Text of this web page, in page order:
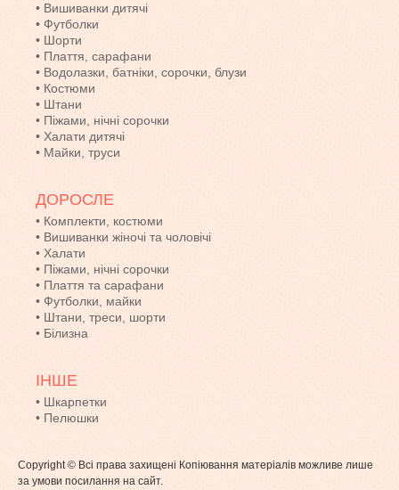
• Вишиванки дитячі
• Футболки
• Шорти
• Плаття, сарафани
• Водолазки, батніки, сорочки, блузи
• Костюми
• Штани
• Піжами, нічні сорочки
• Халати дитячі
• Майки, труси
ДОРОСЛЕ
• Комплекти, костюми
• Вишиванки жіночі та чоловічі
• Халати
• Піжами, нічні сорочки
• Плаття та сарафани
• Футболки, майки
• Штани, треси, шорти
• Білизна
ІНШЕ
• Шкарпетки
• Пелюшки
Copyright © Всі права захищені Копіювання матеріалів можливе лише
за умови посилання на сайт.